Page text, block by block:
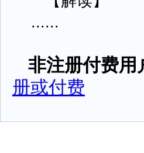
......
非注册付费用
册或付费